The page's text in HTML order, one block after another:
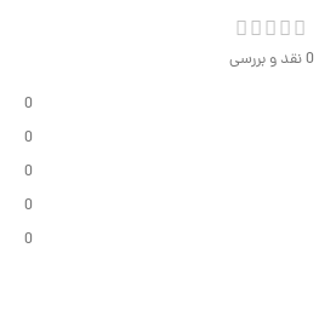
0 نقد و بررسی
0
0
0
0
0